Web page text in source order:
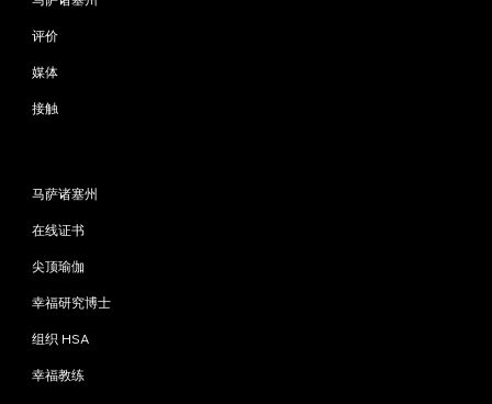
评价
媒体
接触
马萨诸塞州
在线证书
尖顶瑜伽
幸福研究博士
组织 HSA
幸福教练